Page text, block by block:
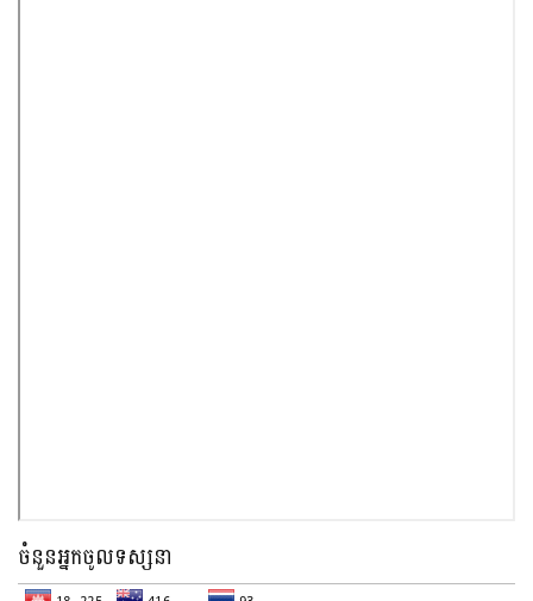
ចំនួនអ្នកចូលទស្សនា